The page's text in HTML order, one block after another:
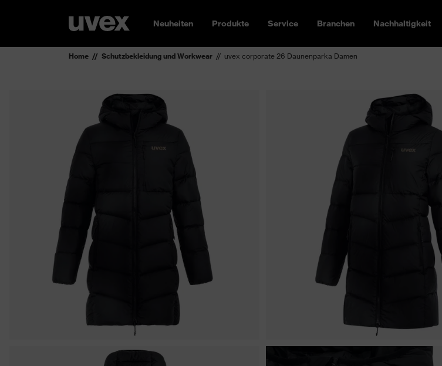
Neuheiten Produkte Service Branchen Nachhaltigkeit
Home Schutzbekleidung und Workwear uvex corporate 26 Daunenparka Damen